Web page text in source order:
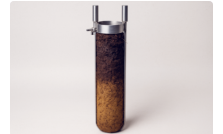
Veränderung der Wirtschaft wichtig ist, zeigt der vom
Deutschen Biomasseforschungszentrum und der
Stadtreinigung Leipzig konzipierte und am 24. Oktober
2025 offiziell eingeweihte Stadtrundgang „KreisLauf“. Er
ist ab sofort im Leipziger Stadtgebiet…